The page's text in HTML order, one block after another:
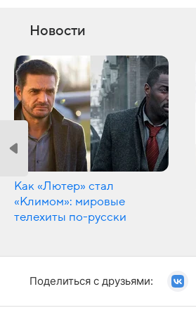
Новости
Как «Лютер» стал
«Климом»: мировые
телехиты по-русски
Поделиться с друзьями: